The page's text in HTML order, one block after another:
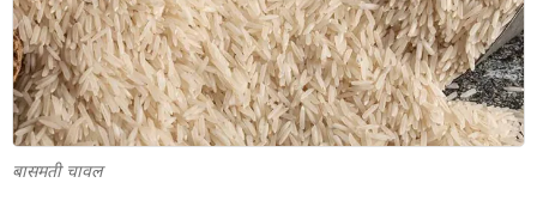
बासमती चावल